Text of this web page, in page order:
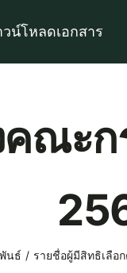
วน์โหลดเอกสาร
ณะก
นธ์ รายชื่อผู้มีสิทธิเลือ